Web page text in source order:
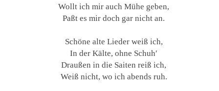
Wollt ich mir auch Mühe geben,
Paßt es mir doch gar nicht an.
Schöne alte Lieder weiß ich,
In der Kälte, ohne Schuh′
Draußen in die Saiten reiß ich,
Weiß nicht, wo ich abends ruh.